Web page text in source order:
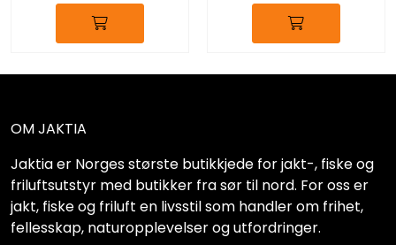
OM JAKTIA
Jaktia er Norges største butikkjede for jakt-, fiske og
friluftsutstyr med butikker fra sør til nord. For oss er
jakt, fiske og friluft en livsstil som handler om frihet,
fellesskap, naturopplevelser og utfordringer.